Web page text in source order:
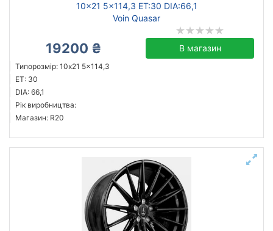
10x21 5x114,3 ET:30 DIA:66,1
Voin Quasar
19200 ₴ В магазин
Типорозмір: 10x21 5x114,3
ET: 30
DIA: 66,1
Рік виробництва:
Магазин: R20